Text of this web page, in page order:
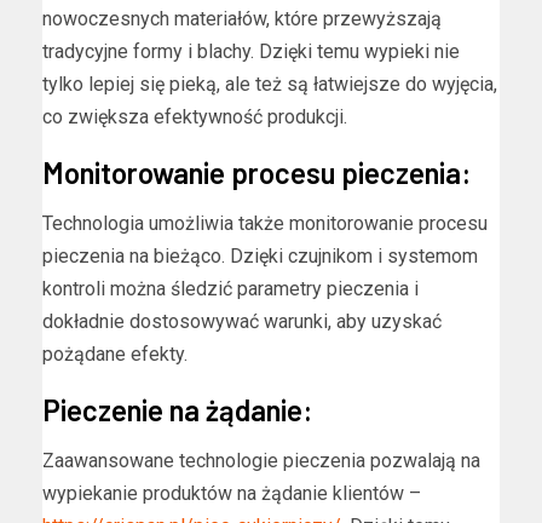
nowoczesnych materiałów, które przewyższają
tradycyjne formy i blachy. Dzięki temu wypieki nie
tylko lepiej się pieką, ale też są łatwiejsze do wyjęcia,
co zwiększa efektywność produkcji.
Monitorowanie procesu pieczenia:
Technologia umożliwia także monitorowanie procesu
pieczenia na bieżąco. Dzięki czujnikom i systemom
kontroli można śledzić parametry pieczenia i
dokładnie dostosowywać warunki, aby uzyskać
pożądane efekty.
Pieczenie na żądanie:
Zaawansowane technologie pieczenia pozwalają na
wypiekanie produktów na żądanie klientów –